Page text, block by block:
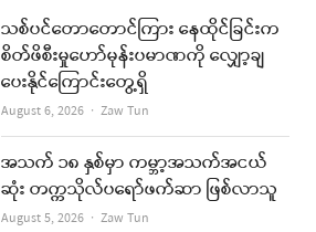
t
u
b
e
i
l
သစ်ပင်တောတောင်ကြား နေထိုင်ခြင်းက
စိတ်ဖိစီးမှုဟော်မုန်းပမာဏကို လျှော့ချ
ပေးနိုင်ကြောင်းတွေ့ရှိ
August 6, 2026 Author
Zaw Tun
အသက် ၁၈ နှစ်မှာ ကမ္ဘာ့အသက်အငယ်
ဆုံး တက္ကသိုလ်ပရော်ဖက်ဆာ ဖြစ်လာသူ
August 5, 2026 Author
Zaw Tun